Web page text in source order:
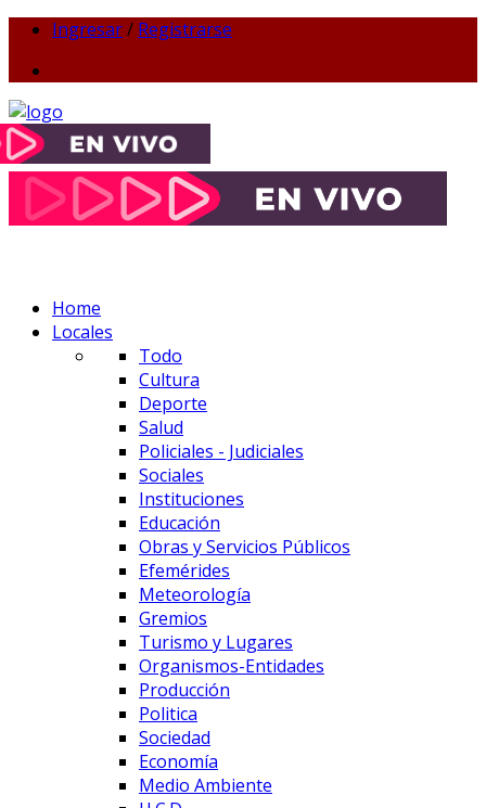
Ingresar/ Registrarse
Home
Locales
Todo
Cultura
Deporte
Salud
Policiales - Judiciales
Sociales
Instituciones
Educación
Obras y Servicios Públicos
Efemérides
Meteorología
Gremios
Turismo y Lugares
Organismos-Entidades
Producción
Politica
Sociedad
Economía
Medio Ambiente